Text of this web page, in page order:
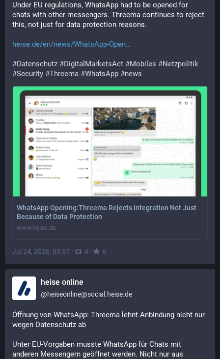
Under EU regulations, WhatsApp had to be opened for
chats with other messengers. Threema continues to reject
this, not just for data protection reasons.
heise.de/en/news/WhatsApp-Open
#Datenschutz #DigitalMarketsAct #Mobiles #Netzpolitik
#Security #Threema #WhatsApp #news
WhatsApp Opening:Threema Rejects Integration Not Just
Because of Data Protection
www.heise.de
Jul 24, 2026, 09:57 · 0 · 0
heise online
@heiseonline@social.heise.de
Öffnung von WhatsApp: Threema lehnt Anbindung nicht nur
wegen Datenschutz ab
Unter EU-Vorgaben musste WhatsApp für Chats mit
anderen Messengern geöffnet werden. Nicht nur aus